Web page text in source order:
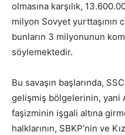
olmasına karşılık,
milyon Sovyet yurttaşının
bunların 3 milyonunun
söylemektedir.
Bu savaşın başlarında,
gelişmiş bölgelerinin, yani
faşizminin işgali altına
halklarının, SBKP’nin ve